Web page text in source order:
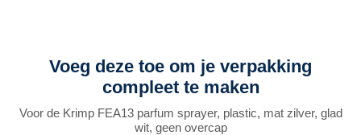
Voeg deze toe om je verpakking
compleet te maken
Voor de Krimp FEA13 parfum sprayer, plastic, mat zilver, glad
wit, geen overcap